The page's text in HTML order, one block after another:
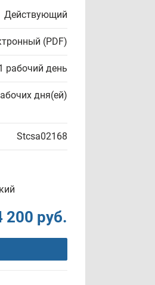
Действующий
(PDF)
рабочий день
дня(ей)
Stcsa02168
200 руб.